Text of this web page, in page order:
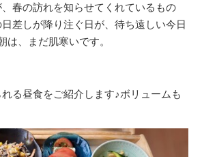
春の訪れを知らせてくれているもの
差しが降り注ぐ日が、待ち遠しい今日
は、まだ肌寒いです。
る昼食をご紹介します♪ボリュームも